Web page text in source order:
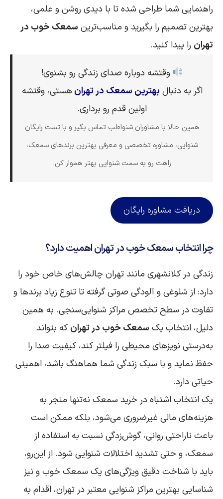
راهنمایی شما طراحی شده تا با دیدی روشن و علمی،
بهترین تصمیم را بگیرید و مناسب‌ترین سمعک خوب در
تهران را پیدا کنید.
وقتشه دوباره صدای زندگی رو بشنوی!
اگر به دنبال بهترین سمعک در تهران هستی، وقتشه
اولین قدم رو برداری.
همین حالا با مشاوران شنواطب تماس بگیر و با تست رایگان
شنوایی، مشاوره تخصصی و معرفی بهترین برندهای سمعک،
راهت رو به سمت شنوایی بهتر هموار کن.
دریافت مشاوره رایگان
چرا انتخاب سمعک خوب در تهران اهمیت دارد؟
زندگی در کلانشهری مانند تهران چالش‌های خاص خود را
دارد: از شلوغی و آلودگی صوتی گرفته تا تنوع زیاد برندها و
تفاوت در سطح تخصص مراکز شنوایی‌سنجی. به همین
دلیل، انتخاب یک سمعک خوب در تهران که بتواند
به‌درستی نویزهای محیطی را فیلتر کند، کیفیت صدا را
حفظ نماید و با سبک زندگی شما هماهنگ باشد، اهمیتی
حیاتی دارد.
یک انتخاب اشتباه در خرید سمعک نه‌تنها منجر به
هزینه‌های مالی غیرضروری می‌شود، بلکه ممکن است
باعث ناراحتی روانی، گوش‌زدگی نسبت به استفاده از
سمعک، و حتی تشدید اختلالات شنوایی شود. از این‌رو،
باید با شناخت دقیق ویژگی‌های یک سمعک خوب و نیز
شناسایی بهترین مراکز شنوایی معتبر در تهران، اقدام به